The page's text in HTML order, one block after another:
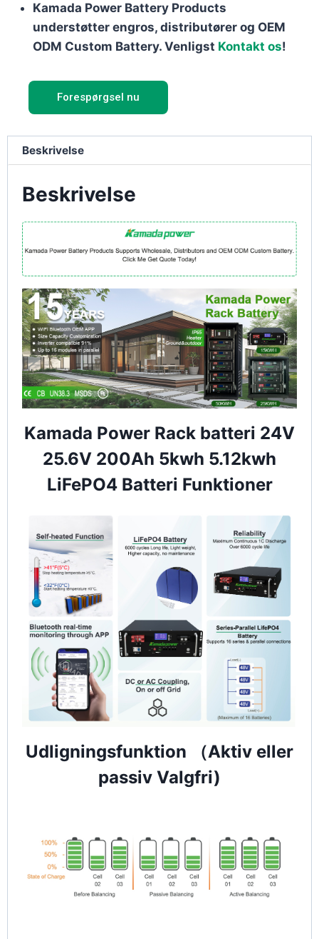
Kamada Power Battery Products
understøtter engros, distributører og OEM
ODM Custom Battery. Venligst Kontakt os!
Forespørgsel nu
Beskrivelse
Beskrivelse
Kamada Power Rack batteri 24V
25.6V 200Ah 5kwh 5.12kwh
LiFePO4 Batteri Funktioner
Udligningsfunktion （Aktiv eller
passiv Valgfri)